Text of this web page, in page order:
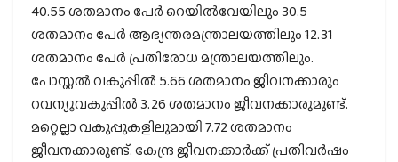
40.55 ശതമാനം പേര്‍ റെയില്‍വേയിലും 30.5
ശതമാനം പേര്‍ ആഭ്യന്തരമന്ത്രാലയത്തിലും 12.31
ശതമാനം പേര്‍ പ്രതിരോധ മന്ത്രാലയത്തിലും.
പോസ്റ്റല്‍ വകുപ്പില്‍ 5.66 ശതമാനം ജീവനക്കാരും
റവന്യൂവകുപ്പില്‍ 3.26 ശതമാനം ജീവനക്കാരുമുണ്ട്.
മറ്റെല്ലാ വകുപ്പുകളിലുമായി 7.72 ശതമാനം
ജീവനക്കാരുണ്ട്. കേന്ദ്ര ജീവനക്കാര്‍ക്ക് പ്രതിവര്‍ഷം